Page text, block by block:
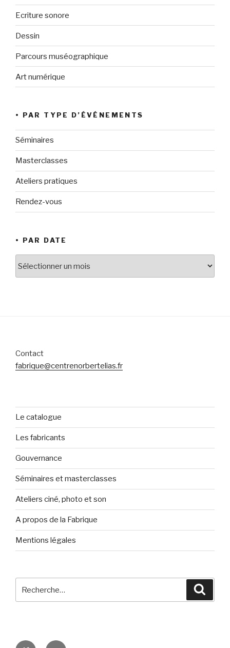
Ecriture sonore
Dessin
Parcours muséographique
Art numérique
• PAR TYPE D’ÉVÉNEMENTS
Séminaires
Masterclasses
Ateliers pratiques
Rendez-vous
• PAR DATE
Contact
fabrique@centrenorbertelias.fr
Le catalogue
Les fabricants
Gouvernance
Séminaires et masterclasses
Ateliers ciné, photo et son
A propos de la Fabrique
Mentions légales
pour